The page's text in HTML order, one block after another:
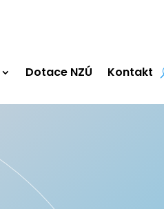
Dotace NZÚ Kontakt